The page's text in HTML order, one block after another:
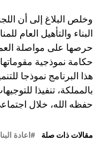
وخلص البلاغ إلى أن
البناء والتأهيل العام
حرصها على مواصلة
حكامة نموذجية
هذا البرنامج نموذجا
بالمملكة، تنفيذا
حفظه الله، خلال اجتماعي 9 و14 شتنبر من سنة
مقالات ذات صلة اعادة